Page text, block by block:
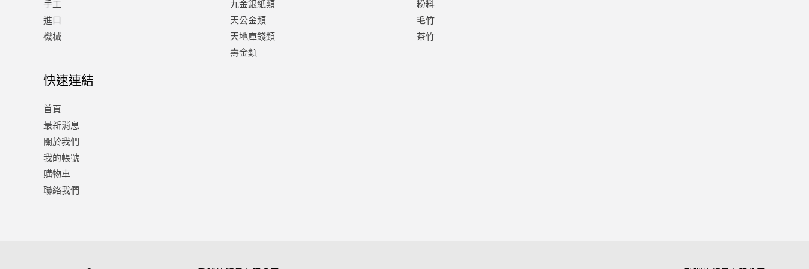
手工
進口
機械
快速連結
首頁
最新消息
關於我們
我的帳號
購物車
聯絡我們
九金銀紙類
天公金類
天地庫錢類
壽金類
粉料
毛竹
茶竹